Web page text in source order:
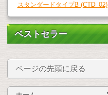
スタンダードタイプB (CTD_02)
ベストセラー
ページの先頭に戻る